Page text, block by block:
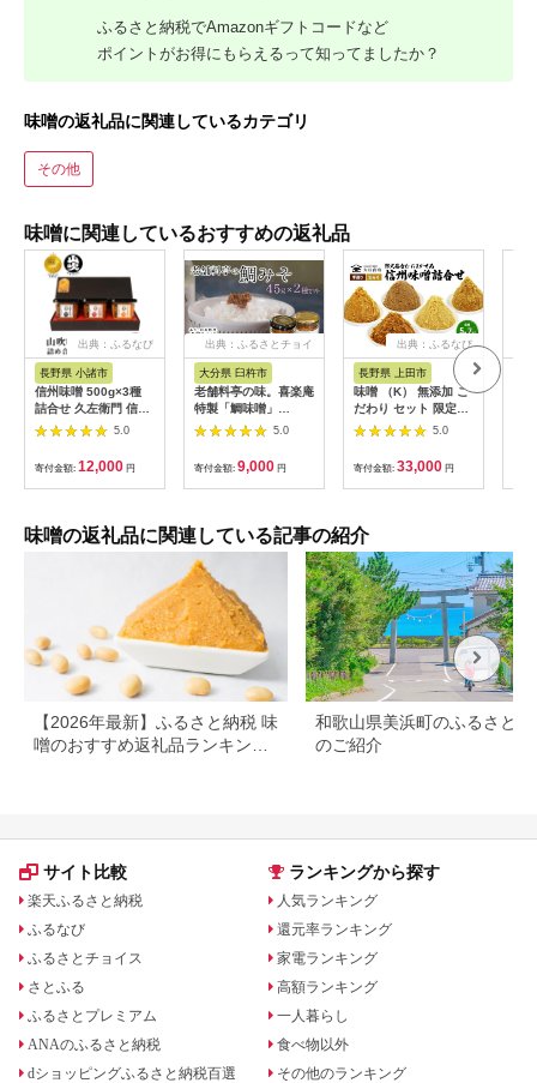
ふるさと納税でAmazonギフトコードなど
ポイントがお得にもらえるって知ってましたか？
味噌の返礼品に関連しているカテゴリ
その他
味噌に関連しているおすすめの返礼品
出典：ふるなび
長野県 小諸市
信州味噌 500g×3種
詰合せ 久左衛門 信州
味噌
5.0
寄付金額: 12,000 円
出典：ふるさとチョイ
ス
大分県 臼杵市
老舗料亭の味。喜楽庵
特製「鯛味噌」
(45g）×2瓶
5.0
寄付金額: 9,000 円
出典：ふるなび
長野県 上田市
味噌 （K） 無添加 こ
だわり セット 限定品
おまかせ 味噌
5.0
寄付金額: 33,000 円
味噌の返礼品に関連している記事の紹介
【2026年最新】ふるさと納税 味
噌のおすすめ返礼品ランキング
和歌山県美浜町のふるさと納
のご紹介
サイト比較
楽天ふるさと納税
ふるなび
ふるさとチョイス
さとふる
ふるさとプレミアム
ANAのふるさと納税
dショッピングふるさと納税百選
ランキングから探す
人気ランキング
還元率ランキング
家電ランキング
高額ランキング
一人暮らし
食べ物以外
その他のランキング